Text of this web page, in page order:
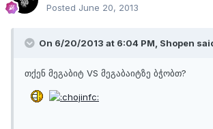
Posted June 20, 2013
On 6/20/2013 at 6:04 PM, Shopen
თქენ მეგაბიტ VS მეგაბაიტზე ბჭობთ?